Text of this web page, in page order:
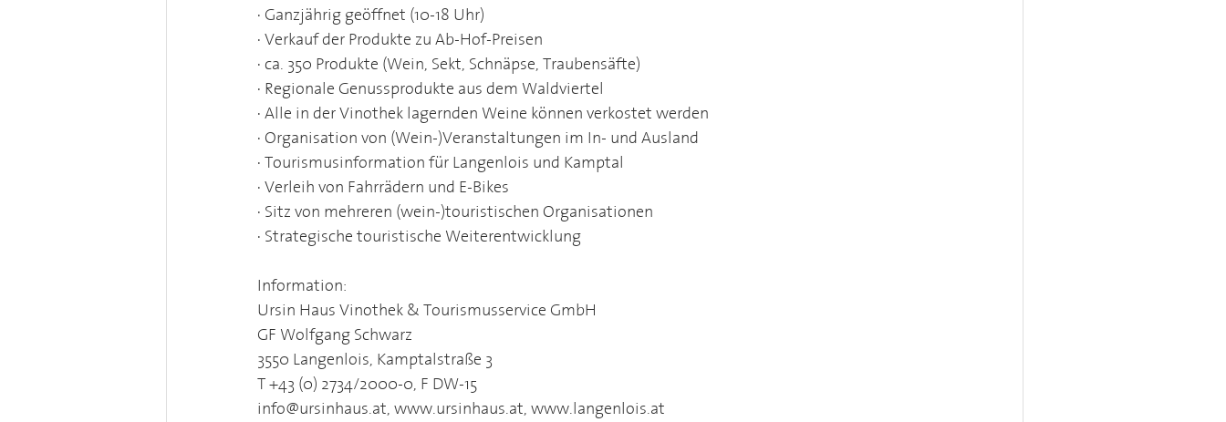
· Ganzjährig geöffnet (10-18 Uhr)
· Verkauf der Produkte zu Ab-Hof-Preisen
· ca. 350 Produkte (Wein, Sekt, Schnäpse, Traubensäfte)
· Regionale Genussprodukte aus dem Waldviertel
· Alle in der Vinothek lagernden Weine können verkostet werden
· Organisation von (Wein-)Veranstaltungen im In- und Ausland
· Tourismusinformation für Langenlois und Kamptal
· Verleih von Fahrrädern und E-Bikes
· Sitz von mehreren (wein-)touristischen Organisationen
· Strategische touristische Weiterentwicklung
Information:
Ursin Haus Vinothek & Tourismusservice GmbH
GF Wolfgang Schwarz
3550 Langenlois, Kamptalstraße 3
T +43 (0) 2734/2000-0, F DW-15
info@ursinhaus.at, www.ursinhaus.at, www.langenlois.at